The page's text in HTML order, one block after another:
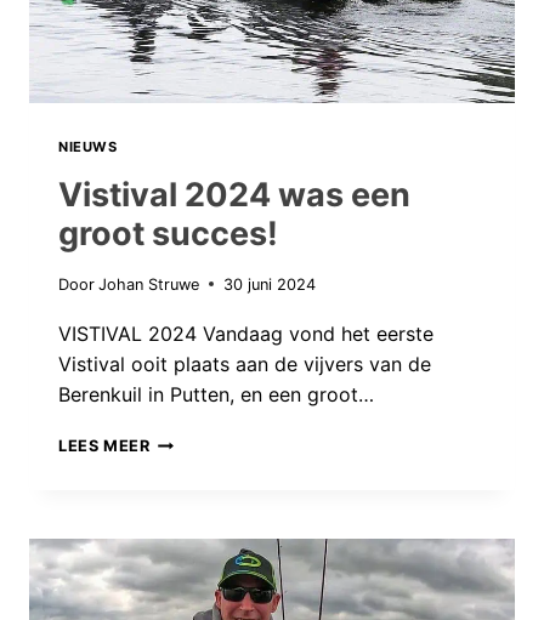
NIEUWS
Vistival 2024 was een
groot succes!
Door Johan Struwe 30 juni 2024
VISTIVAL 2024 Vandaag vond het eerste
Vistival ooit plaats aan de vijvers van de
Berenkuil in Putten, en een groot…
LEES MEERVISTIVAL
GROOT
SUCCES!